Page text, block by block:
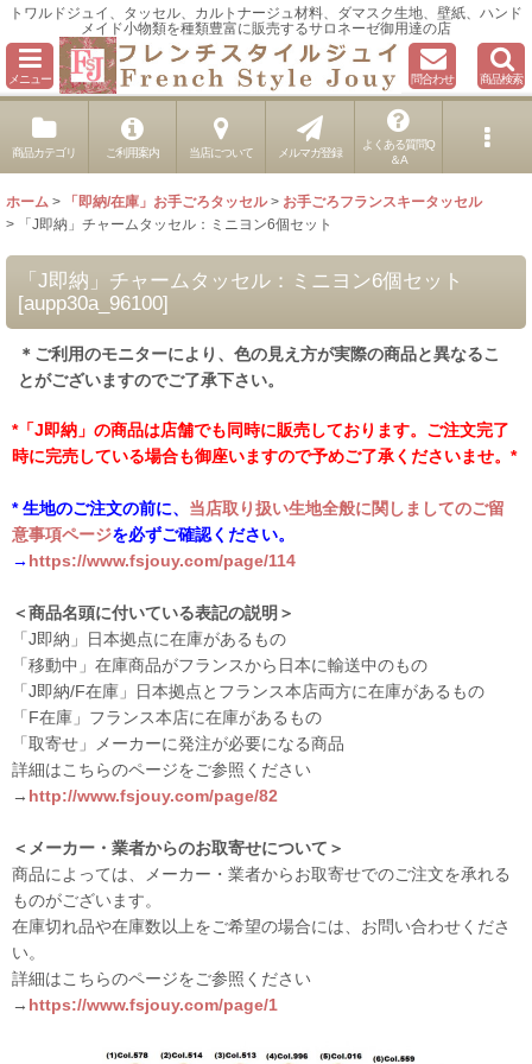
トワルドジュイ、タッセル、カルトナージュ材料、ダマスク生地、壁紙、ハンド
メイド小物類を種類豊富に販売するサロネーゼ御用達の店
メニュー 問合わせ 商品検索
商品カテゴリ ご利用案内 当店について メルマガ登録
よくある質問Q
＆A
ホーム > 「即納/在庫」お手ごろタッセル > お手ごろフランスキータッセル
>
「J即納」チャームタッセル：ミニヨン6個セット
「J即納」チャームタッセル：ミニヨン6個セット
[aupp30a_96100]
＊ご利用のモニターにより、色の見え方が実際の商品と異なるこ
とがございますのでご了承下さい。
*「J即納」の商品は店舗でも同時に販売しております。ご注文完了
時に完売している場合も御座いますので予めご了承くださいませ。*
* 生地のご注文の前に、 当店取り扱い生地全般に関しましてのご留
意事項ページを必ずご確認ください。
→ https://www.fsjouy.com/page/114
＜商品名頭に付いている表記の説明＞
「J即納」日本拠点に在庫があるもの
「移動中」在庫商品がフランスから日本に輸送中のもの
「J即納/F在庫」日本拠点とフランス本店両方に在庫があるもの
「F在庫」フランス本店に在庫があるもの
「取寄せ」メーカーに発注が必要になる商品
詳細はこちらのページをご参照ください
→ http://www.fsjouy.com/page/82
＜メーカー・業者からのお取寄せについて＞
商品によっては、メーカー・業者からお取寄せでのご注文を承れる
ものがございます。
在庫切れ品や在庫数以上をご希望の場合には、お問い合わせくださ
い。
詳細はこちらのページをご参照ください
→ https://www.fsjouy.com/page/1